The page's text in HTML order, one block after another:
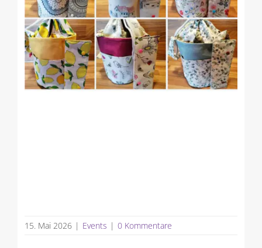
15. Mai 2026 | Events | 0 Kommentare